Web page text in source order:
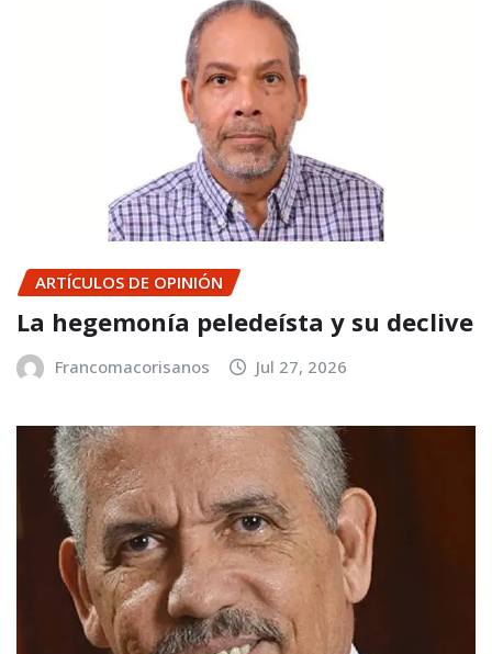
ARTÍCULOS DE OPINIÓN
La hegemonía peledeísta y su declive
Francomacorisanos Jul 27, 2026